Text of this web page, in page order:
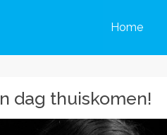
Home
dag thuiskomen!